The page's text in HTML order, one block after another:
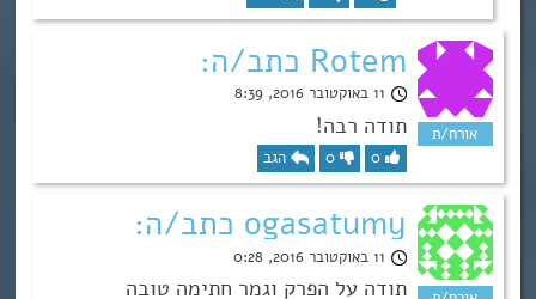
Rotem כתב/ה:
11 באוקטובר 2016, 8:39
תודה רבה!
0
0 הגב
ogasatumy כתב/ה:
11 באוקטובר 2016, 0:28
תודה על הפרק וגמר חתימה טובה